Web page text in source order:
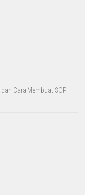
Cara Membuat SOP